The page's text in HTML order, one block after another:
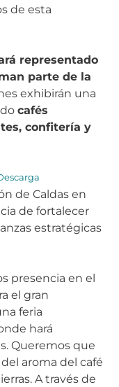
de esta
representado
parte de la
exhibirán una
cafés
confitería y
de Caldas en
de fortalecer
estratégicas
presencia en el
el gran
feria
hará
Queremos que
aroma del café
A través de